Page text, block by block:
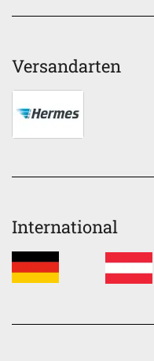
Versandarten
International